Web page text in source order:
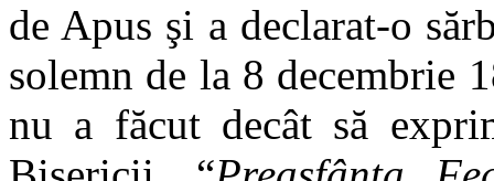
de Apus şi a declarat-o
solemn de la 8 decembrie
nu a făcut decât să